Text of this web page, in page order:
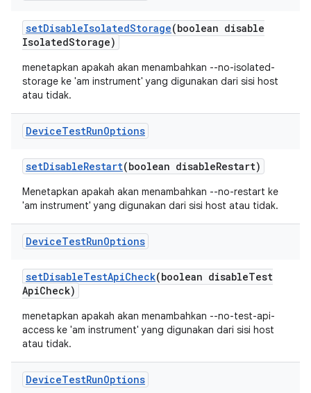
setDisableIsolatedStorage(boolean disable
IsolatedStorage)
menetapkan apakah akan menambahkan --no-isolated-
storage ke 'am instrument' yang digunakan dari sisi host
atau tidak.
DeviceTestRunOptions
setDisableRestart(boolean disableRestart)
Menetapkan apakah akan menambahkan --no-restart ke
'am instrument' yang digunakan dari sisi host atau tidak.
DeviceTestRunOptions
setDisableTestApiCheck(boolean disableTest
ApiCheck)
menetapkan apakah akan menambahkan --no-test-api-
access ke 'am instrument' yang digunakan dari sisi host
atau tidak.
DeviceTestRunOptions